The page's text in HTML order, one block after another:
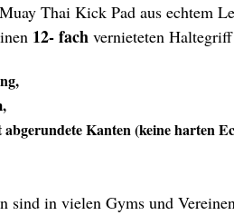
Thai Kick Pad aus echtem
12- fach vernieteten
Kanten (keine harten
sind in vielen Gyms und